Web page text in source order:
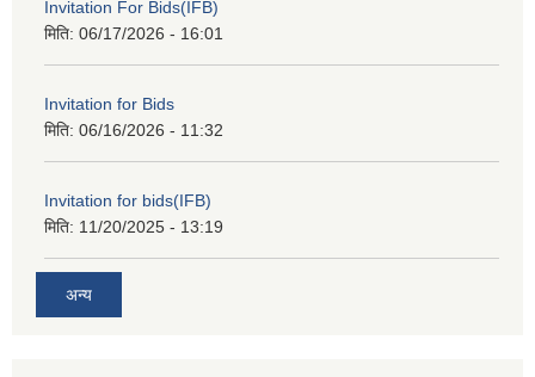
Invitation For Bids(IFB)
मिति: 06/17/2026 - 16:01
Invitation for Bids
मिति: 06/16/2026 - 11:32
Invitation for bids(IFB)
मिति: 11/20/2025 - 13:19
अन्य